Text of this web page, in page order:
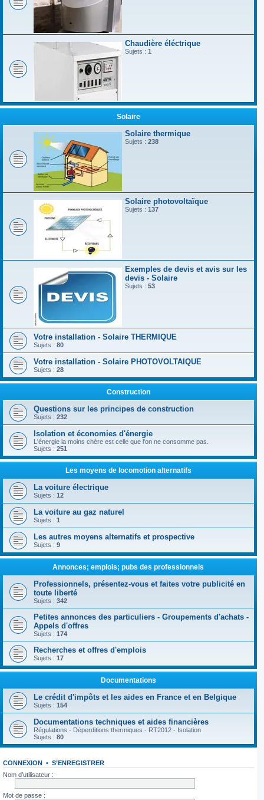
Chaudière éléctrique
Sujets : 1
Solaire
Solaire thermique
Sujets : 238
Solaire photovoltaïque
Sujets : 137
Exemples de devis et avis sur les
devis - Solaire
Sujets : 53
Votre installation - Solaire THERMIQUE
Sujets : 80
Votre installation - Solaire PHOTOVOLTAIQUE
Sujets : 28
Construction
Questions sur les principes de construction
Sujets : 232
Isolation et économies d'énergie
L'énergie la moins chère est celle que l'on ne consomme pas.
Sujets : 251
Les moyens de locomotion alternatifs
La voiture électrique
Sujets : 12
La voiture au gaz naturel
Sujets : 1
Les autres moyens alternatifs et prospective
Sujets : 9
Annonces; emplois; pubs des professionnels
Professionnels, présentez-vous et faites votre publicité en
toute liberté
Sujets : 342
Petites annonces des particuliers - Groupements d'achats -
Appels d'offres
Sujets : 174
Recherches et offres d'emplois
Sujets : 17
Documentations
Le crédit d'impôts et les aides en France et en Belgique
Sujets : 154
Documentations techniques et aides financières
Régulations - Déperditions thermiques - RT2012 - Isolation
Sujets : 80
CONNEXION • S’ENREGISTRER
Nom d’utilisateur :
Mot de passe :